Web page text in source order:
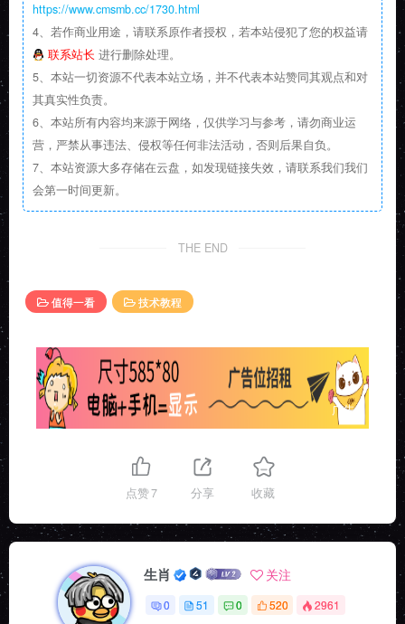
https://www.cmsmb.cc/1730.html
4、若作商业用途，请联系原作者授权，若本站侵犯了您的权益请
联系站长 进行删除处理。
5、本站一切资源不代表本站立场，并不代表本站赞同其观点和对
其真实性负责。
6、本站所有内容均来源于网络，仅供学习与参考，请勿商业运
营，严禁从事违法、侵权等任何非法活动，否则后果自负。
7、本站资源大多存储在云盘，如发现链接失效，请联系我们我们
会第一时间更新。
THE END
值得一看 技术教程
广告
点赞7 分享 收藏
生肖 关注
0 51 0 520 2961